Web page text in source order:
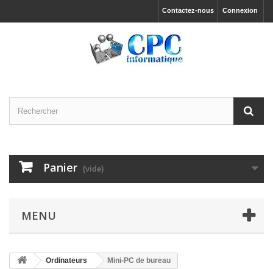
Connexion
Contactez-nous
Panier (vide)
MENU
Ordinateurs Mini-PC de bureau